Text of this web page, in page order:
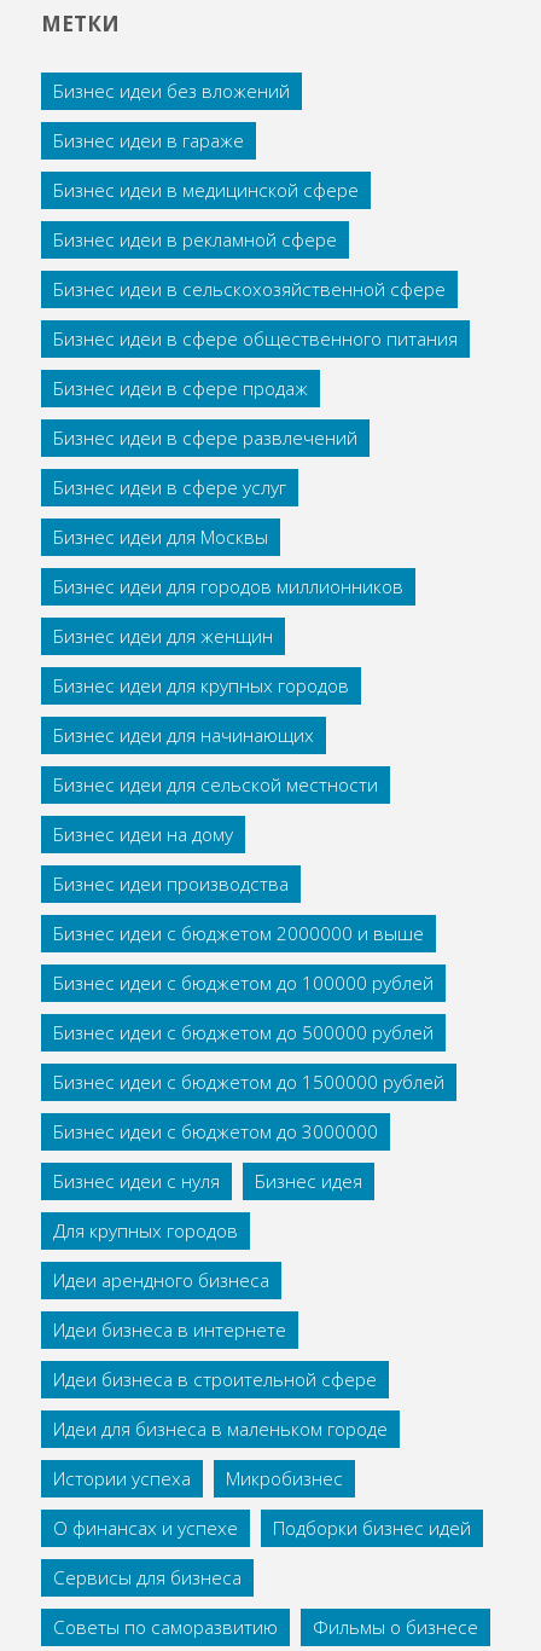
МЕТКИ
Бизнес идеи без вложений
Бизнес идеи в гараже
Бизнес идеи в медицинской сфере
Бизнес идеи в рекламной сфере
Бизнес идеи в сельскохозяйственной сфере
Бизнес идеи в сфере общественного питания
Бизнес идеи в сфере продаж
Бизнес идеи в сфере развлечений
Бизнес идеи в сфере услуг
Бизнес идеи для Москвы
Бизнес идеи для городов миллионников
Бизнес идеи для женщин
Бизнес идеи для крупных городов
Бизнес идеи для начинающих
Бизнес идеи для сельской местности
Бизнес идеи на дому
Бизнес идеи производства
Бизнес идеи с бюджетом 2000000 и выше
Бизнес идеи с бюджетом до 100000 рублей
Бизнес идеи с бюджетом до 500000 рублей
Бизнес идеи с бюджетом до 1500000 рублей
Бизнес идеи с бюджетом до 3000000
Бизнес идеи с нуля
Бизнес идея
Для крупных городов
Идеи арендного бизнеса
Идеи бизнеса в интернете
Идеи бизнеса в строительной сфере
Идеи для бизнеса в маленьком городе
Истории успеха
Микробизнес
О финансах и успехе
Подборки бизнес идей
Сервисы для бизнеса
Советы по саморазвитию
Фильмы о бизнесе